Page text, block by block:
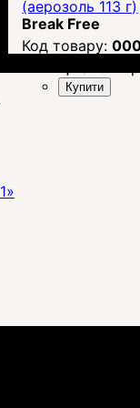
(аерозоль 113 г)
Break Free
Купити